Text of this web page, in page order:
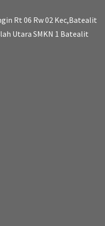
Rt 06 Rw 02 Kec,Batealit
Utara SMKN 1 Batealit